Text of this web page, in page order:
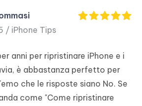
New
/ iPhone Tips
anni per ripristinare iPhone e i
è abbastanza perfetto per
che le risposte siano No. Se
come "Come ripristinare